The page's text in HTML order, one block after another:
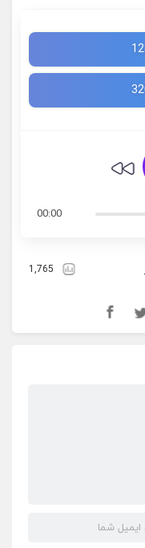
00:00
1,765